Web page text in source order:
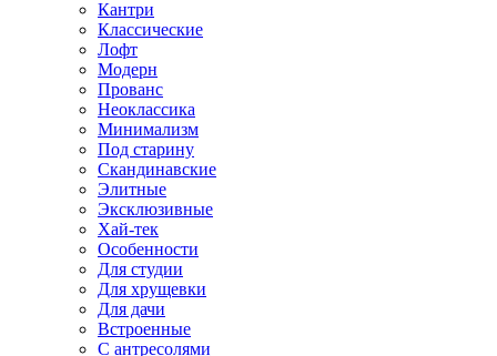
Кантри
Классические
Лофт
Модерн
Прованс
Неоклассика
Минимализм
Под старину
Скандинавские
Элитные
Эксклюзивные
Хай-тек
Особенности
Для студии
Для хрущевки
Для дачи
Встроенные
С антресолями